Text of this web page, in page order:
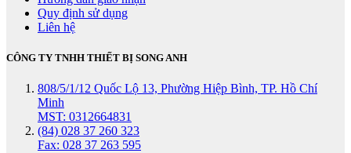
Quy định sử dụng
Liên hệ
CÔNG TY TNHH THIẾT BỊ SONG ANH
808/5/1/12 Quốc Lộ 13, Phường Hiệp Bình, TP. Hồ Chí
Minh
MST: 0312664831
(84) 028 37 260 323
Fax: 028 37 263 595